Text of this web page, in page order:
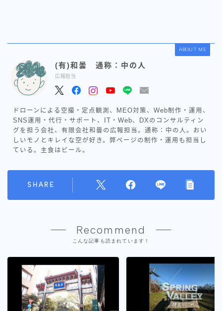
ABOUT ME
(有)和曇 通称：中の人
広報担当
ドローンによる空撮・定点観測、MEO対策、Web制作・運用、
SNS運用・代行・サポート、IT・Web、DXのコンサルティン
グを担う会社、有限会社和曇の広報担当。通称：中の人。おい
しいモノとキレイな空が好き。弊ページの制作・運用も担当し
ている。主食はビール。
SHARE
Recommend
こんな記事も読まれています！